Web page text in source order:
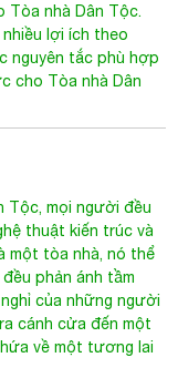
Tòa nhà Dân Tộc.
lợi ích theo
nguyên tắc phù hợp
cho Tòa nhà Dân
Tộc, mọi người đều
thuật kiến trúc và
một tòa nhà, nó thể
phản ánh tầm
của những người
cánh cửa đến một
về một tương lai